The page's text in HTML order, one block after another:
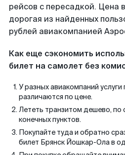
рейсов с пересадкой. Цена
дорогая из найденных
рублей авиакомпанией
Как еще сэкономить
билет на самолет без
У разных авиакомпаний услуги
различаются по цене.
Лететь транзитом дешево, по
конечных пунктов.
Покупайте туда и обратно
билет Брянск Йошкар-Ола в